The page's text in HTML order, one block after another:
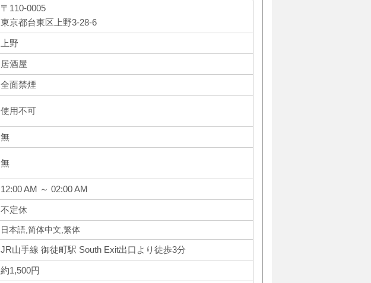
〒110-0005
東京都台東区上野3-28-6
上野
居酒屋
全面禁煙
使用不可
無
無
12:00 AM ～ 02:00 AM
不定休
日本語,简体中文,繁体
JR山手線 御徒町駅 South Exit出口より徒歩3分
約1,500円